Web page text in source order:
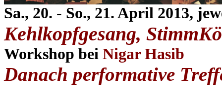
Sa., 20. - So., 21. April 2013,
Kehlkopfgesang,
Workshop bei Nigar Hasib
Danach performative